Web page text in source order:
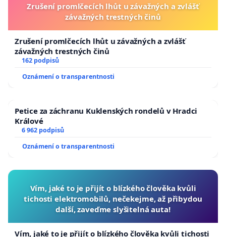
Zrušení promlčecích lhůt u závažných a zvlášť
závažných trestných činů
Zrušení promlčecích lhůt u závažných a zvlášť
závažných trestných činů
162 podpisů
Oznámení o transparentnosti
Petice za záchranu Kuklenských rondelů v Hradci
Králové
6 962 podpisů
Oznámení o transparentnosti
Vím, jaké to je přijít o blízkého člověka kvůli
tichosti elektromobilů, nečekejme, až přibydou
další, zaveďme slyšitelná auta!
Vím, jaké to je přijít o blízkého člověka kvůli tichosti